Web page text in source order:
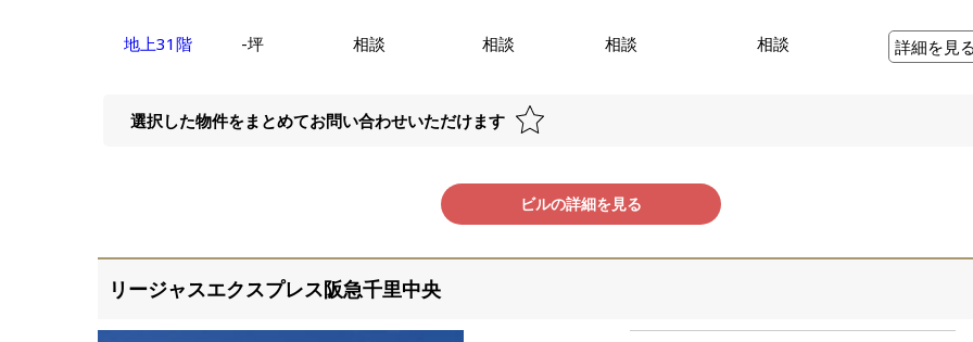
地上31階 -坪 相談 相談 相談 相談 詳細を見
選択した物件をまとめてお問い合わせいただけます
ビルの詳細を見る
リージャスエクスプレス阪急千里中央